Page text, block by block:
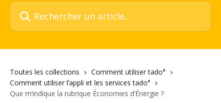
Rechercher un article...
Toutes les collections
Comment utiliser tado°
Comment utiliser l’appli et les services tado°
Que m’indique la rubrique Économies d’Énergie ?